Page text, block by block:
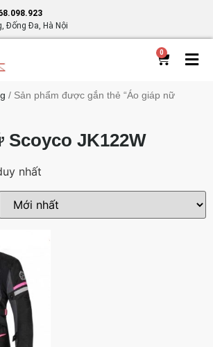
Đống Đa, Hà Nội
0
/ Sản phẩm được gắn thẻ “Áo giáp nữ
Scoyco JK122W
nhất